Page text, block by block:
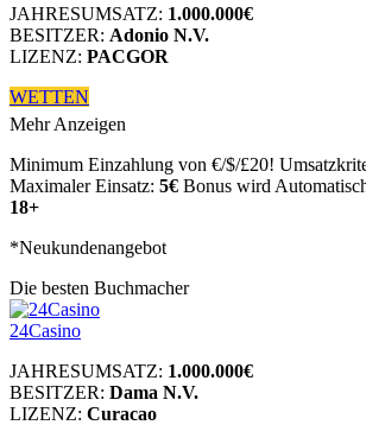
JAHRESUMSATZ: 1.000.000€
BESITZER: Adonio N.V.
LIZENZ: PACGOR
WETTEN
Mehr Anzeigen
Minimum Einzahlung von €/$/£20!
Maximaler Einsatz: 5€ Bonus wird
18+
*Neukundenangebot
Die besten Buchmacher
24Casino
JAHRESUMSATZ: 1.000.000€
BESITZER: Dama N.V.
LIZENZ: Curacao